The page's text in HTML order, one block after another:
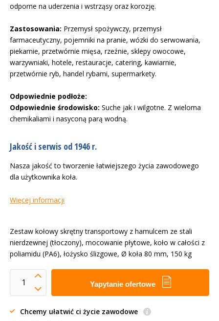
odporne na uderzenia i wstrząsy oraz korozję.
Zastosowania: Przemysł spożywczy, przemysł
farmaceutyczny, pojemniki na pranie, wózki do serwowania,
piekarnie, przetwórnie mięsa, rzeźnie, sklepy owocowe,
warzywniaki, hotele, restauracje, catering, kawiarnie,
przetwórnie ryb, handel rybami, supermarkety.
Odpowiednie podłoże:
Odpowiednie środowisko: Suche jak i wilgotne. Z wieloma
chemikaliami i nasyconą parą wodną.
Jakość i serwis od 1946 r.
Nasza jakość to tworzenie łatwiejszego życia zawodowego
dla użytkownika koła.
Więcej informacji
Zestaw kołowy skrętny transportowy z hamulcem ze stali
nierdzewnej (tłoczony), mocowanie płytowe, koło w całości z
poliamidu (PA6), łożysko ślizgowe, Ø koła 80 mm, 150 kg
Yapytanie ofertowe
Chcemy ułatwić ci życie zawodowe